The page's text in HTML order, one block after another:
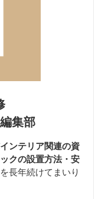
集部
インテリア関連の資
クの設置方法・安
長年続けてまいり